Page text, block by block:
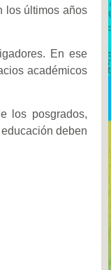
los últimos años
En ese
académicos
los posgrados,
deben